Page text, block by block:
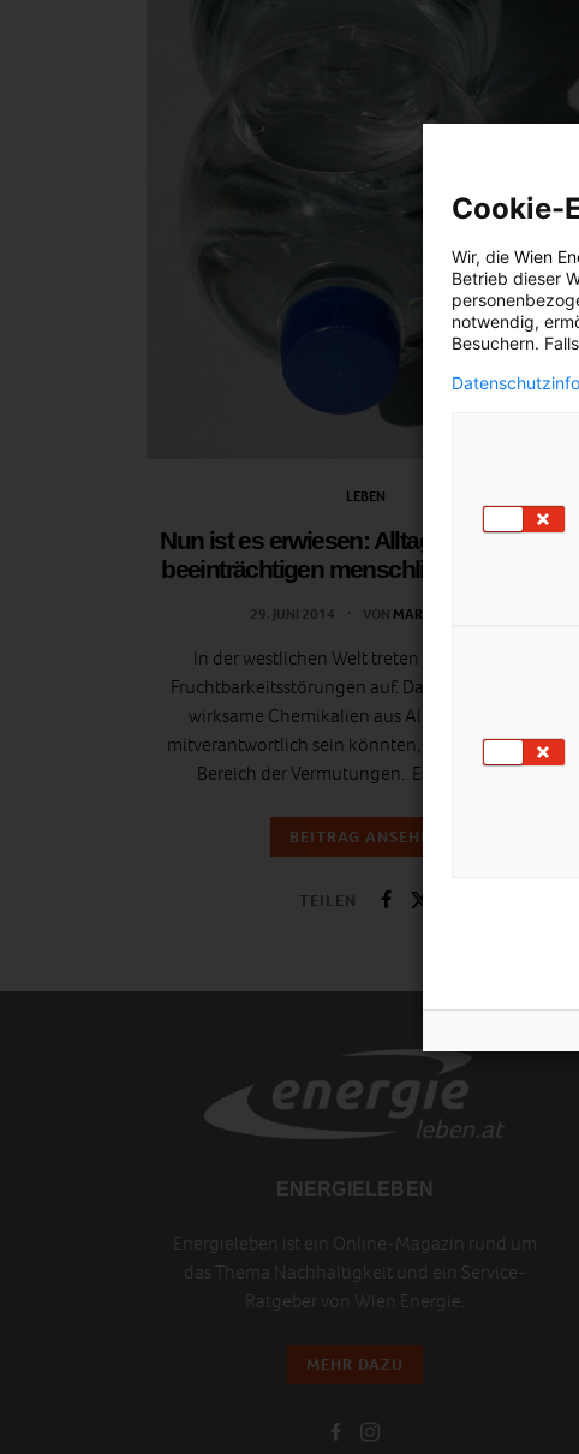
LEBEN
Nun ist es erwiesen: Alltagschemikalien
beeinträchtigen menschliche Spermien
29. JUNI 2014 VON MARTINA LIEL
In der westlichen Welt treten immer häufiger
Fruchtbarkeitsstörungen auf. Dass u. a. hormonell
wirksame Chemikalien aus Alltagsprodukten
mitverantwortlich sein könnten, lag bisher eher im
Bereich der Vermutungen. Es existierten…
BEITRAG ANSEHEN
TEILEN
ENERGIELEBEN
Energieleben ist ein Online-Magazin rund um
das Thema Nachhaltigkeit und ein Service-
Ratgeber von Wien Energie.
MEHR DAZU
Cookie-
Wir, die Wien
Betrieb dieser
notwendig,
Besuchern.